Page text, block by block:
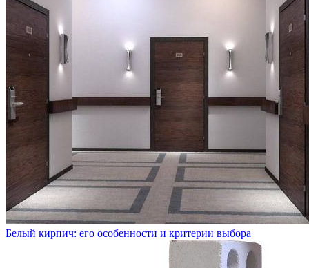
Белый кирпич: его особенности и критерии выбора